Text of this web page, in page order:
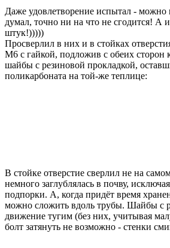
Даже удовлетворение испытал - можно
думал, точно ни на что не сгодится! А
штук!)))))
Просверлил в них и в стойках
М6 с гайкой, подложив с обеих сторон
шайбы с резиновой прокладкой,
поликарбоната на той-же теплице:
В стойке отверстие сверлил не на
немного заглублялась в почву,
подпорки. А, когда придёт время
можно сложить вдоль трубы. Шайбы с
движение тугим (без них, учитывая
болт затянуть не возможно - стенки